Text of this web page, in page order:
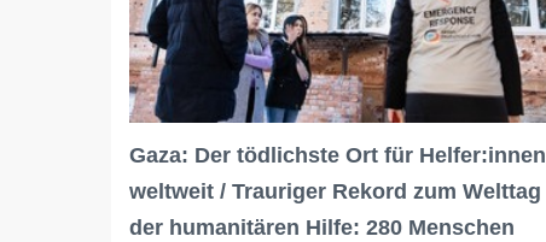
Gaza: Der tödlichste Ort für Helfer:innen
weltweit / Trauriger Rekord zum Welttag
der humanitären Hilfe: 280 Menschen